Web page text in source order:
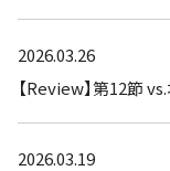
2026.03.26
【Review】第12節
2026.03.19